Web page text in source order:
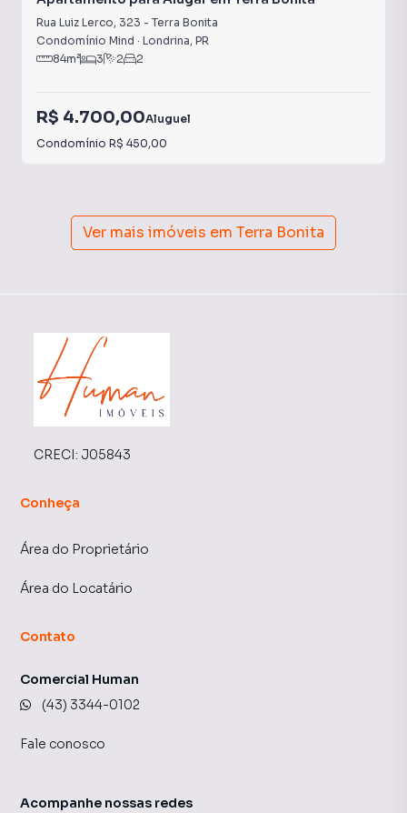
Rua Luiz Lerco, 323 - Terra Bonita
Condomínio Mind · Londrina, PR
84m² 3 2 2
R$ 4.700,00Aluguel
Condomínio R$ 450,00
Ver mais imóveis em Terra Bonita
CRECI: J05843
Conheça
Área do Proprietário
Área do Locatário
Contato
Comercial Human
(43) 3344-0102
Fale conosco
Acompanhe nossas redes